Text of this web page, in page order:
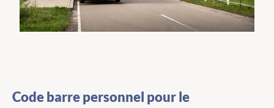
Code barre personnel pour le